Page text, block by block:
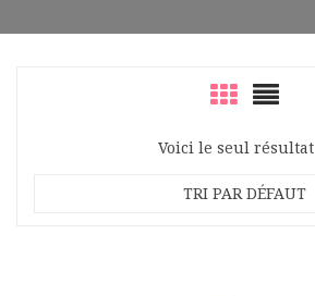
Voici le seul résultat
TRI PAR DÉFAUT